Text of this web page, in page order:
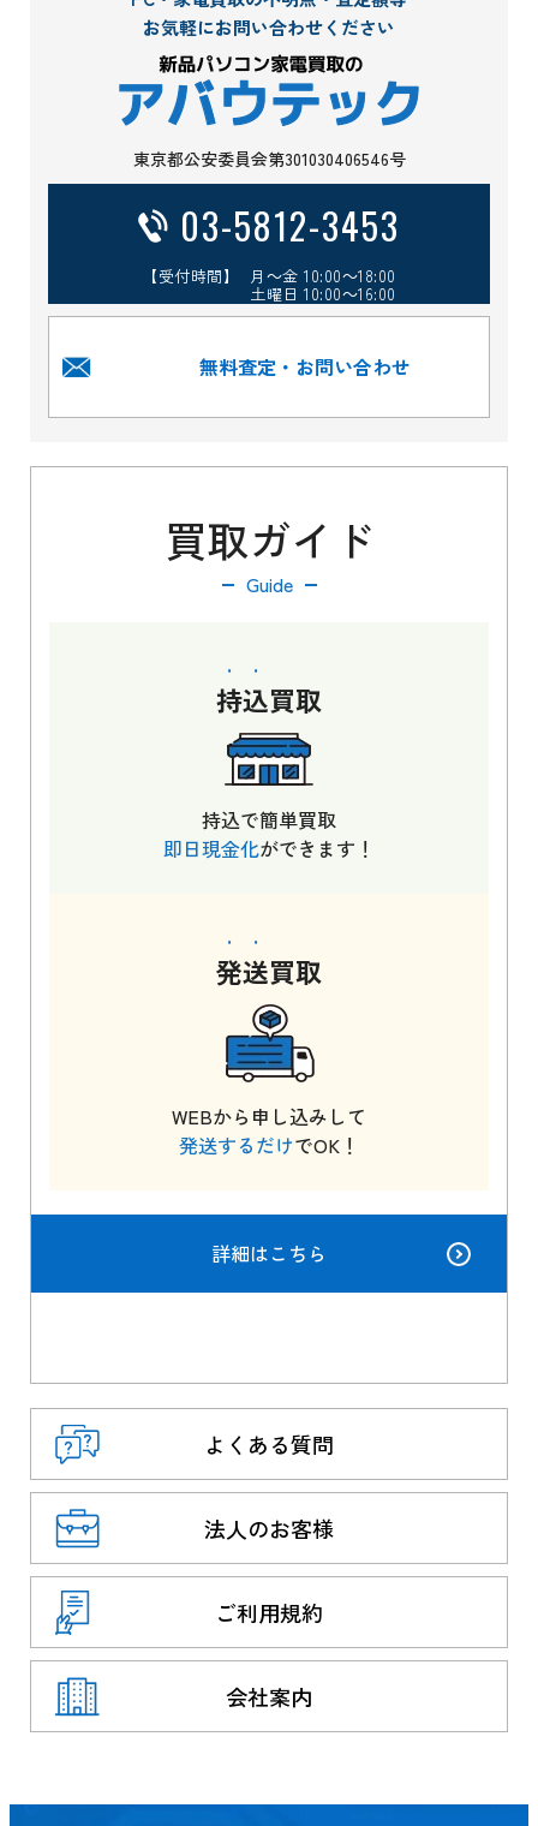
お気軽にお問い合わせください
東京都公安委員会第301030406546号
03-5812-3453
【受付時間】 月～金 10:00～18:00
土曜日 10:00～16:00
無料査定・お問い合わせ
買取ガイド
Guide
持込買取
持込で簡単買取
即日現金化ができます！
発送買取
WEBから申し込みして
発送するだけでOK！
詳細はこちら
よくある質問
法人のお客様
ご利用規約
会社案内